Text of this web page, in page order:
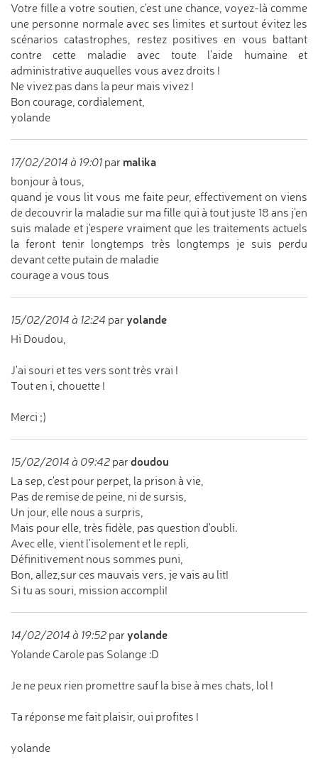
Votre fille a votre soutien, c'est une chance, voyez-là comme
une personne normale avec ses limites et surtout évitez les
scénarios catastrophes, restez positives en vous battant
contre cette maladie avec toute l'aide humaine et
administrative auquelles vous avez droits !
Ne vivez pas dans la peur mais vivez !
Bon courage, cordialement,
yolande
17/02/2014 à 19:01 par malika
bonjour à tous,
quand je vous lit vous me faite peur, effectivement on viens
de decouvrir la maladie sur ma fille qui à tout juste 18 ans j'en
suis malade et j'espere vraiment que les traitements actuels
la feront tenir longtemps très longtemps je suis perdu
devant cette putain de maladie
courage a vous tous
15/02/2014 à 12:24 par yolande
Hi Doudou,
J'ai souri et tes vers sont très vrai !
Tout en i, chouette !
Merci ;)
15/02/2014 à 09:42 par doudou
La sep, c'est pour perpet, la prison à vie,
Pas de remise de peine, ni de sursis,
Un jour, elle nous a surpris,
Mais pour elle, très fidèle, pas question d'oubli.
Avec elle, vient l'isolement et le repli,
Définitivement nous sommes puni,
Bon, allez,sur ces mauvais vers, je vais au lit!
Si tu as souri, mission accompli!
14/02/2014 à 19:52 par yolande
Yolande Carole pas Solange :D
Je ne peux rien promettre sauf la bise à mes chats, lol !
Ta réponse me fait plaisir, oui profites !
yolande